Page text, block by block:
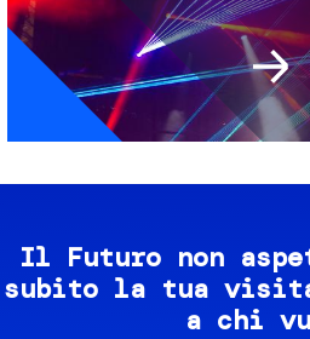
Il Futuro non
subito la tua visita
a chi